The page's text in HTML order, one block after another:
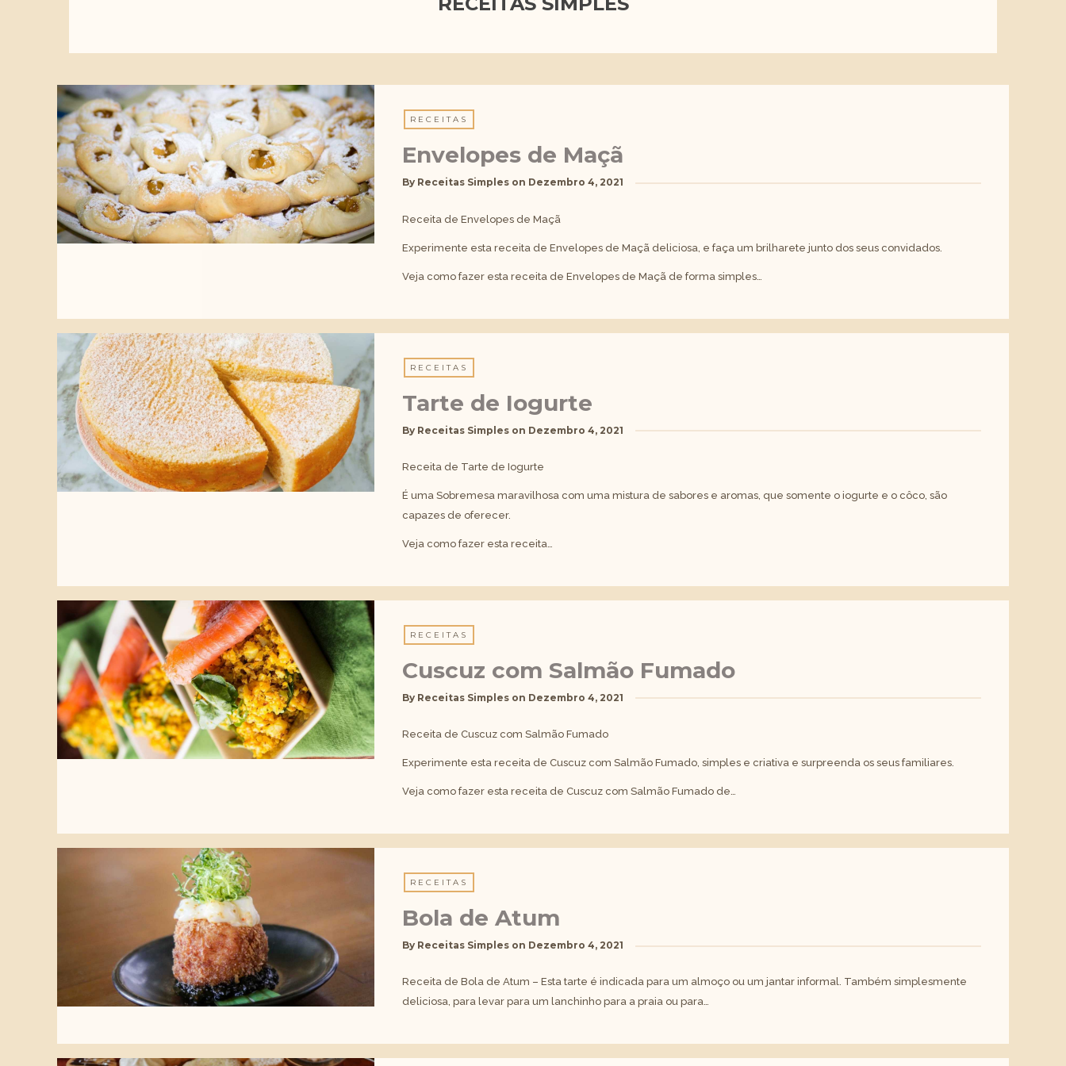
RECEITAS
Envelopes de Maçã
By Receitas Simples on Dezembro 4, 2021
Receita de Envelopes de Maçã
Experimente esta receita de Envelopes de Maçã deliciosa, e faça um brilharete junto dos seus convidados.
Veja como fazer esta receita de Envelopes de Maçã de forma simples…
RECEITAS
Tarte de Iogurte
By Receitas Simples on Dezembro 4, 2021
Receita de Tarte de Iogurte
É uma Sobremesa maravilhosa com uma mistura de sabores e aromas, que somente o iogurte e o côco, são
capazes de oferecer.
Veja como fazer esta receita…
RECEITAS
Cuscuz com Salmão Fumado
By Receitas Simples on Dezembro 4, 2021
Receita de Cuscuz com Salmão Fumado
Experimente esta receita de Cuscuz com Salmão Fumado, simples e criativa e surpreenda os seus familiares.
Veja como fazer esta receita de Cuscuz com Salmão Fumado de…
RECEITAS
Bola de Atum
By Receitas Simples on Dezembro 4, 2021
Receita de Bola de Atum – Esta tarte é indicada para um almoço ou um jantar informal. Também simplesmente
deliciosa, para levar para um lanchinho para a praia ou para…